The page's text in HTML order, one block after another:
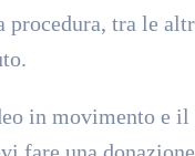
tra le
in movimento e il
fare una